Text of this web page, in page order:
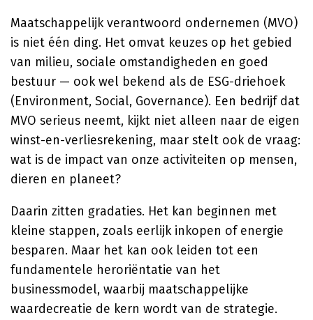
Maatschappelijk verantwoord ondernemen (MVO)
is niet één ding. Het omvat keuzes op het gebied
van milieu, sociale omstandigheden en goed
bestuur — ook wel bekend als de ESG-driehoek
(Environment, Social, Governance). Een bedrijf dat
MVO serieus neemt, kijkt niet alleen naar de eigen
winst-en-verliesrekening, maar stelt ook de vraag:
wat is de impact van onze activiteiten op mensen,
dieren en planeet?
Daarin zitten gradaties. Het kan beginnen met
kleine stappen, zoals eerlijk inkopen of energie
besparen. Maar het kan ook leiden tot een
fundamentele heroriëntatie van het
businessmodel, waarbij maatschappelijke
waardecreatie de kern wordt van de strategie.